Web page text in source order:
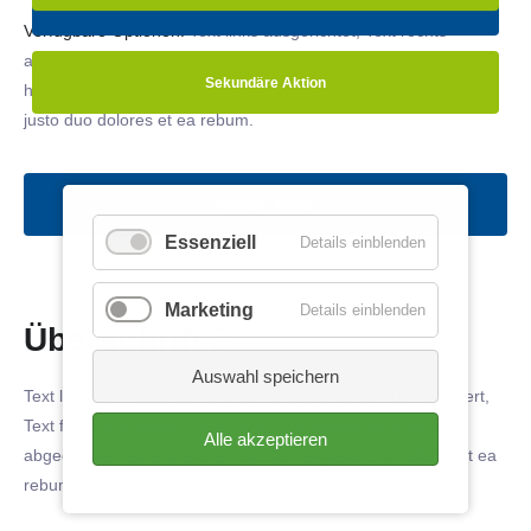
Sekundäre Aktion
Verfügbare Optionen:
ausgerichtet, Text zentriert, Text farblich invertiert, Text farblich
hinterlegt, Hintergrund abgedunkelt. At vero eos et accusam et
justo duo dolores et ea rebum.
Überschrift 2
Text links ausgerichtet, Text rechts ausgerichtet, Text zentriert,
Text farblich invertiert, Text farblich hinterlegt, Hintergrund
abgedunkelt
. At vero eos et accusam et justo duo dolores et ea
rebum.
Essenziell Details einblenden
Marketing Details einblenden
Auswahl speichern
Alle akzeptieren